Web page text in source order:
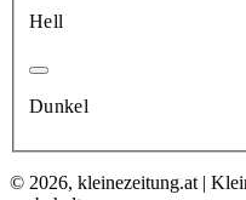
Hell
Dunkel
© 2026, kleinezeitung.at |